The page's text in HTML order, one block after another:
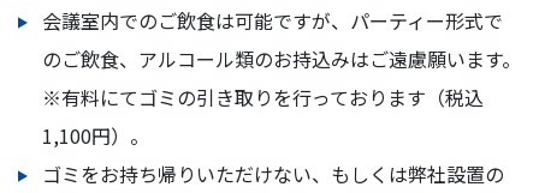
会議室内でのご飲食は可能ですが、パーティー形式で
のご飲食、アルコール類のお持込みはご遠慮願います。
※有料にてゴミの引き取りを行っております（税込
1,100円）。
ゴミをお持ち帰りいただけない、もしくは弊社設置の